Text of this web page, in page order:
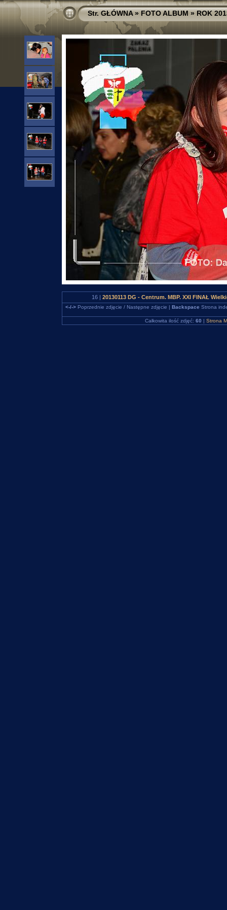
Str. GŁÓWNA»FOTO ALBUM»ROK
16 | 20130113 DG - Centrum. MBP. XXI FINAŁ
<-/->Poprzednie zdjęcie / Następne zdjęcie | Backspace Strona
Całkowita ilość zdjęć: 60 | Strona